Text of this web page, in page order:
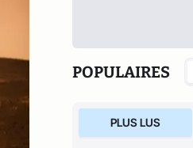
POPULAIRES
PLUS LUS